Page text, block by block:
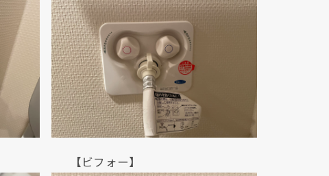
ビフォー】クリックでチラシのページにジャンプします
クリックでチラシのページにジャンプします